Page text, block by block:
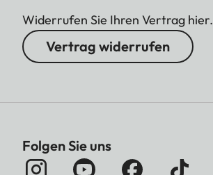
Widerrufen Sie Ihren Vertrag hier.
Vertrag widerrufen
Folgen Sie uns